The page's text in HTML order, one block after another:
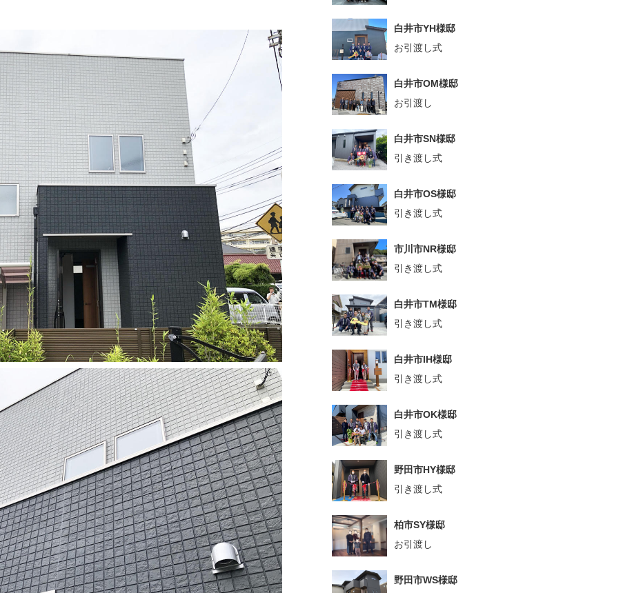
白井市YH様邸
お引渡し式
白井市OM様邸
お引渡し
白井市SN様邸
引き渡し式
白井市OS様邸
引き渡し式
市川市NR様邸
引き渡し式
白井市TM様邸
引き渡し式
白井市IH様邸
引き渡し式
白井市OK様邸
引き渡し式
野田市HY様邸
引き渡し式
柏市SY様邸
お引渡し
野田市WS様邸